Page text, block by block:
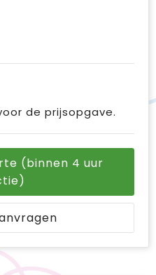
de prijsopgave.
(binnen 4 uur